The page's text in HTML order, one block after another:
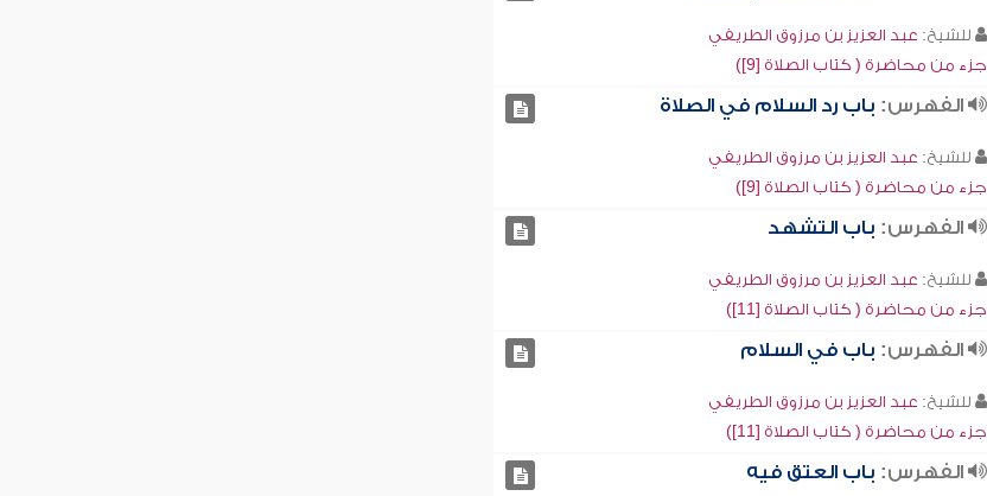
للشيخ: عبد العزيز بن مرزوق الطريفي
جزء من محاضرة ( كتاب الصلاة [9])
الفهرس: باب رد السلام في الصلاة
للشيخ: عبد العزيز بن مرزوق الطريفي
جزء من محاضرة ( كتاب الصلاة [9])
الفهرس: باب التشهد
للشيخ: عبد العزيز بن مرزوق الطريفي
جزء من محاضرة ( كتاب الصلاة [11])
الفهرس: باب في السلام
للشيخ: عبد العزيز بن مرزوق الطريفي
جزء من محاضرة ( كتاب الصلاة [11])
الفهرس: باب العتق فيه